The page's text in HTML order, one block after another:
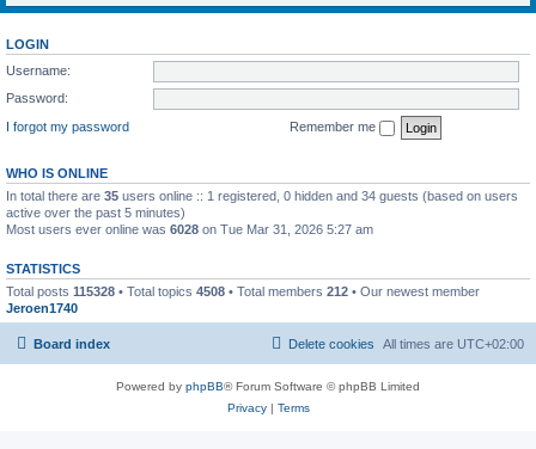
LOGIN
Username:
Password:
I forgot my password
Remember me
WHO IS ONLINE
In total there are 35 users online :: 1 registered, 0 hidden and 34 guests (based on users
active over the past 5 minutes)
Most users ever online was 6028 on Tue Mar 31, 2026 5:27 am
STATISTICS
Total posts 115328 • Total topics 4508 • Total members 212 • Our newest member
Jeroen1740
Board index All times are UTC+02:00
Delete cookies
Powered by phpBB® Forum Software © phpBB Limited
Privacy| Terms